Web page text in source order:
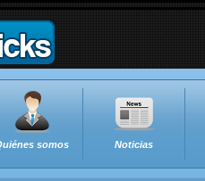
somos Noticias